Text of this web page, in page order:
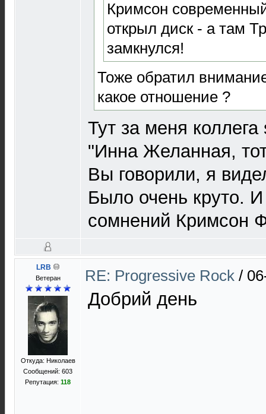
Кримсон
открыл диск - а там
замкнулся!
Тоже обратил
какое отношение ?
Тут за меня
"Инна Желанная,
Вы говорили, я
Было очень круто.
сомнений Кримсон
LRB
Ветеран
Откуда: Николаев
Сообщений: 603
Репутация: 118
RE: Progressive Rock /
Добрий день